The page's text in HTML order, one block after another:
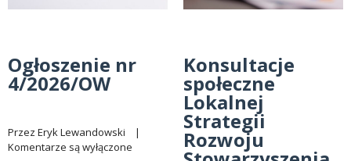
Ogłoszenie nr
4/2026/OW
Przez Eryk Lewandowski
Komentarze są wyłączone
Konsultacje
społeczne
Lokalnej
Strategii
Rozwoju